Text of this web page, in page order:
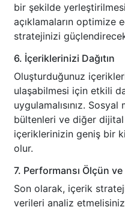
bir şekilde
açıklamaların optimize
stratejinizi
6. İçeriklerinizi Dağıtın
Oluşturduğunuz
ulaşabilmesi için etkili
uygulamalısınız.
bültenleri ve diğer dijital
içeriklerinizin geniş bir
olur.
7. Performansı Ölçün
Son olarak, içerik
verileri analiz